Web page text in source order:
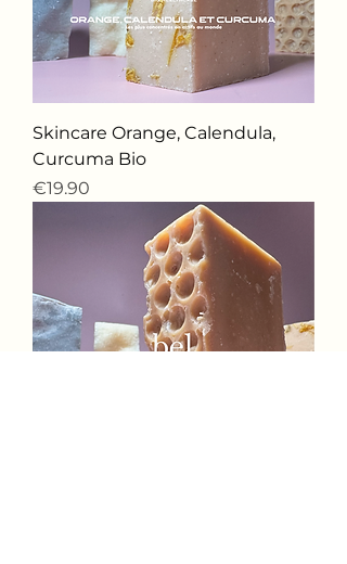
Skincare Orange, Calendula,
Curcuma Bio
價格
€19.90